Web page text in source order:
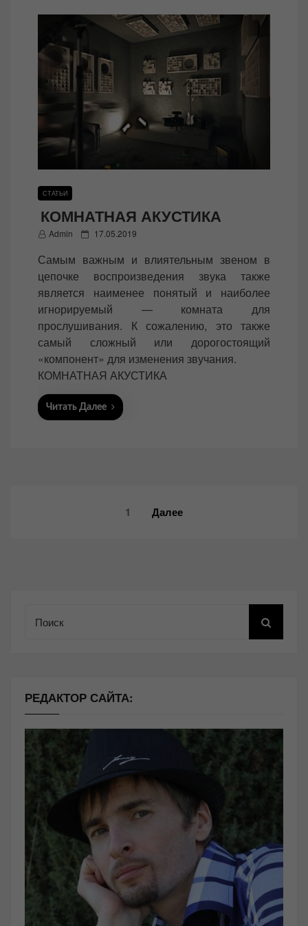
СТАТЬИ
КОМНАТНАЯ АКУСТИКА
Admin
P
s
d
o
n
17.05.2019
Самым важным и влиятельным звеном в
цепочке воспроизведения звука также
является наименее понятый и наиболее
игнорируемый — комната для
прослушивания. К сожалению, это также
самый сложный или дорогостоящий
«компонент» для изменения звучания.
КОМНАТНАЯ АКУСТИКА
Читать Далее
1 Далее
РЕДАКТОР САЙТА: